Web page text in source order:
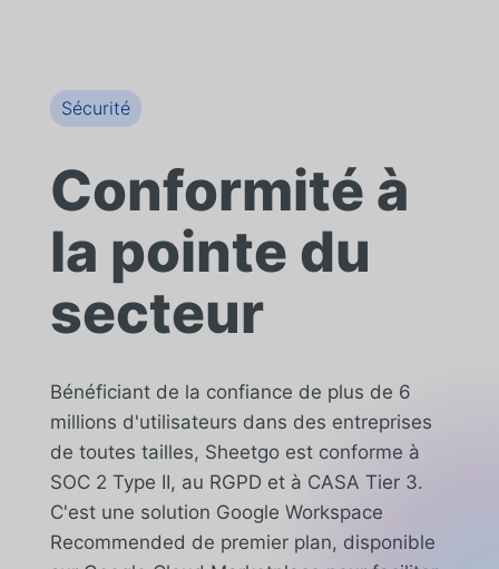
Sécurité
Conformité à
la pointe du
secteur
Bénéficiant de la confiance de plus de 6
millions d'utilisateurs dans des entreprises
de toutes tailles, Sheetgo est conforme à
SOC 2 Type II, au RGPD et à CASA Tier 3.
C'est une solution Google Workspace
Recommended de premier plan, disponible